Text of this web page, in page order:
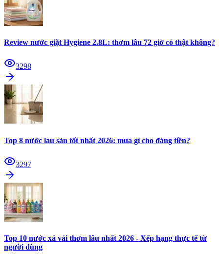
Review nước giặt Hygiene 2.8L: thơm lâu 72 giờ có thật không?
3298
Top 8 nước lau sàn tốt nhất 2026: mua gì cho đáng tiền?
3297
Top 10 nước xả vải thơm lâu nhất 2026 - Xếp hạng thực tế từ
người dùng